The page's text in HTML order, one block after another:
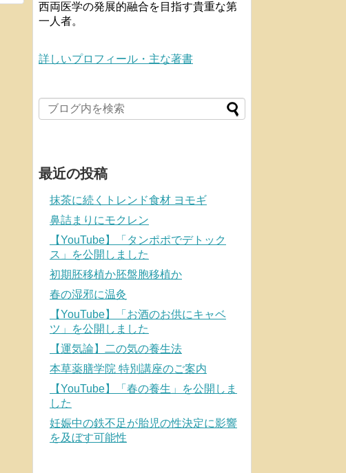
西両医学の発展的融合を目指す貴重な第
一人者。
詳しいプロフィール・主な著書
最近の投稿
抹茶に続くトレンド食材 ヨモギ
鼻詰まりにモクレン
【YouTube】「タンポポでデトック
ス」を公開しました
初期胚移植か胚盤胞移植か
春の湿邪に温灸
【YouTube】「お酒のお供にキャベ
ツ」を公開しました
【運気論】二の気の養生法
本草薬膳学院 特別講座のご案内
【YouTube】「春の養生」を公開しま
した
妊娠中の鉄不足が胎児の性決定に影響
を及ぼす可能性